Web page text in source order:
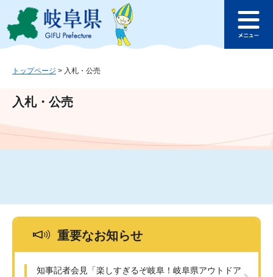
ジ
ュ
文
このページの本文へ
ュ
トップページ > 入札・公売
入札・公売
重要なお知らせ
知事記者会見「楽しすぎるぞ岐阜！岐阜県アウトドア